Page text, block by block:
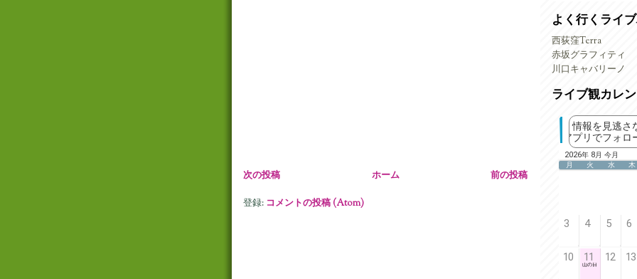
次の投稿 前の投稿
ホーム
登録: コメントの投稿 (Atom)
よく行くライ
西荻窪Terra
赤坂グラフィティ
川口キャバリーノ
ライブ観カレ